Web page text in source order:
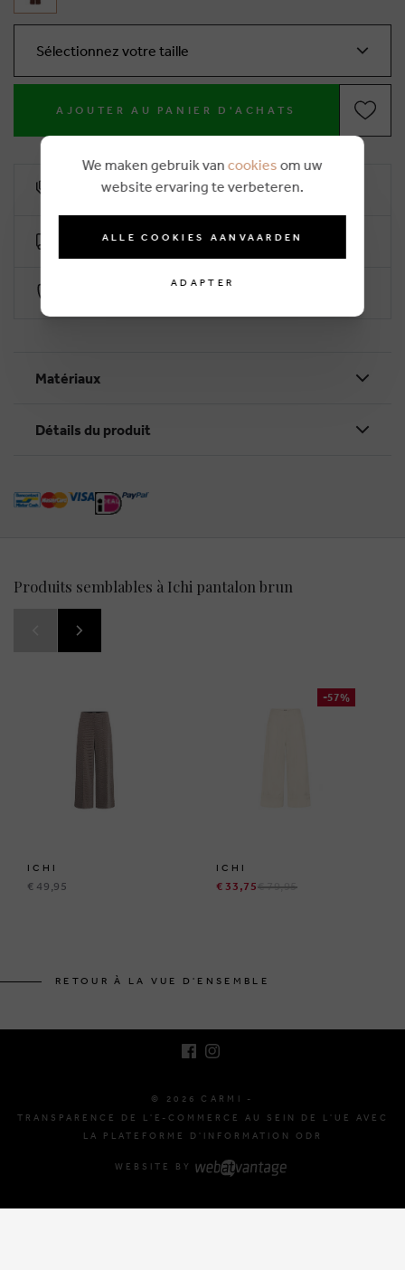
Sélectionnez votre taille
AJOUTER AU PANIER D'ACHATS
10% remise de fidélité
Livraison gratuite dès €50 (2-4 jours ouvrables)
Matériaux
Détails du produit
Produits semblables à Ichi pantalon brun
ICHI
€ 49,95
-57%
ICHI
€ 33,75€ 79,95
RETOUR À LA VUE D'ENSEMBLE
© 2026 CARMI -
TRANSPARENCE DE L'E-COMMERCE AU SEIN DE L'UE AVEC
LA PLATEFORME D'INFORMATION ODR
WEBSITE BY
We maken gebruik van cookies om uw
website ervaring te verbeteren.
ALLE COOKIES AANVAARDEN
ADAPTER